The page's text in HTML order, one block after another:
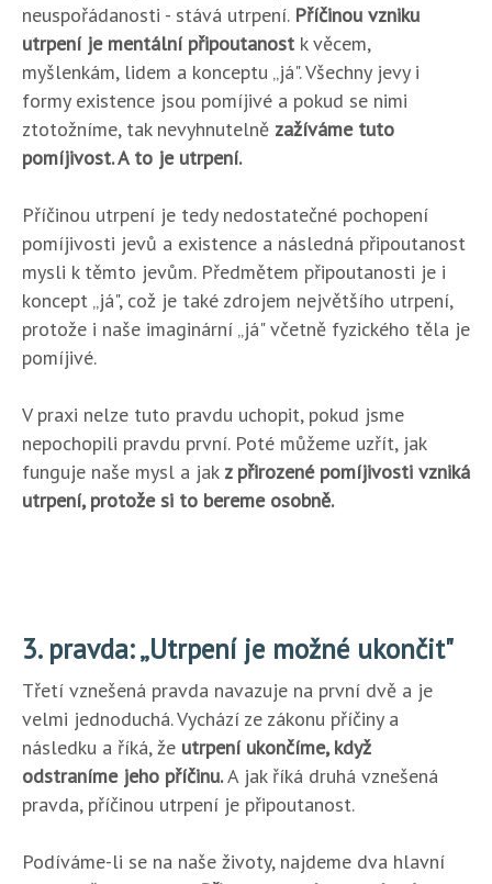
neuspořádanosti - stává utrpení. Příčinou vzniku
utrpení je mentální připoutanost k věcem,
myšlenkám, lidem a konceptu „já". Všechny jevy i
formy existence jsou pomíjivé a pokud se nimi
ztotožníme, tak nevyhnutelně zažíváme tuto
pomíjivost. A to je utrpení.
Příčinou utrpení je tedy nedostatečné pochopení
pomíjivosti jevů a existence a následná připoutanost
mysli k těmto jevům. Předmětem připoutanosti je i
koncept „já", což je také zdrojem největšího utrpení,
protože i naše imaginární „já" včetně fyzického těla je
pomíjivé.
V praxi nelze tuto pravdu uchopit, pokud jsme
nepochopili pravdu první. Poté můžeme uzřít, jak
funguje naše mysl a jak z přirozené pomíjivosti vzniká
utrpení, protože si to bereme osobně.
3. pravda: „Utrpení je možné ukončit"
Třetí vznešená pravda navazuje na první dvě a je
velmi jednoduchá. Vychází ze zákonu příčiny a
následku a říká, že utrpení ukončíme, když
odstraníme jeho příčinu.A jak říká druhá vznešená
pravda, příčinou utrpení je připoutanost.
Podíváme-li se na naše životy, najdeme dva hlavní